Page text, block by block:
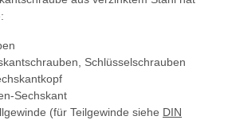
Schlüsselschrauben
Sechskant
(für Teilgewinde siehe DIN